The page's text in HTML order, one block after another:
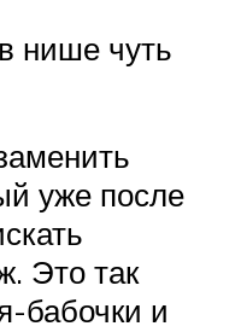
нише чуть
уже после
Это так
бабочки и